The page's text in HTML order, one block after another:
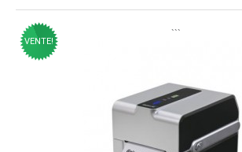
```
VENTE!